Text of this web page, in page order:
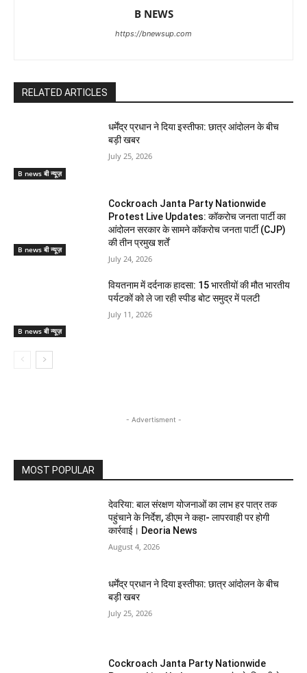
B NEWS
https://bnewsup.com
RELATED ARTICLES
B news बी न्यूज़
धर्मेंद्र प्रधान ने दिया इस्तीफा: छात्र आंदोलन के बीच
बड़ी खबर
July 25, 2026
B news बी न्यूज़
Cockroach Janta Party Nationwide
Protest Live Updates: कॉकरोच जनता पार्टी का
आंदोलन सरकार के सामने कॉकरोच जनता पार्टी (CJP)
की तीन प्रमुख शर्तें
July 24, 2026
B news बी न्यूज़
वियतनाम में दर्दनाक हादसा: 15 भारतीयों की मौत भारतीय
पर्यटकों को ले जा रही स्पीड बोट समुद्र में पलटी
July 11, 2026
- Advertisment -
MOST POPULAR
देवरिया: बाल संरक्षण योजनाओं का लाभ हर पात्र तक
पहुंचाने के निर्देश, डीएम ने कहा- लापरवाही पर होगी
कार्रवाई। Deoria News
August 4, 2026
धर्मेंद्र प्रधान ने दिया इस्तीफा: छात्र आंदोलन के बीच
बड़ी खबर
July 25, 2026
Cockroach Janta Party Nationwide